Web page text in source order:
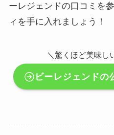
ーレジェンドの口コミを
ィを手に入れましょう！
＼驚くほど美味し
ビーレジェンドの